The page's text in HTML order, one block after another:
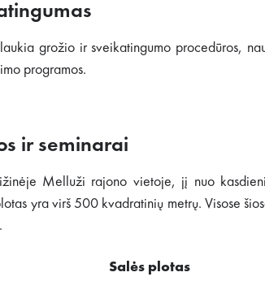
grožio ir sveikatingumo procedūros,
programos.
ir seminarai
Melluži rajono vietoje, jį nuo
yra virš 500 kvadratinių metrų. Visose
Salės plotas